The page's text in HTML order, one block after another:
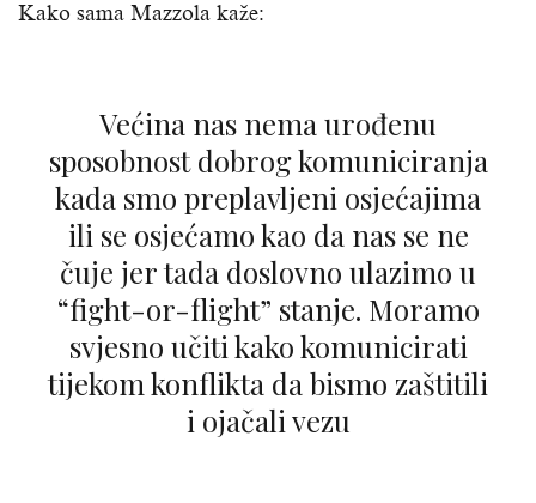
Kako sama Mazzola kaže:
Većina nas nema urođenu
sposobnost dobrog komuniciranja
kada smo preplavljeni osjećajima
ili se osjećamo kao da nas se ne
čuje jer tada doslovno ulazimo u
“fight-or-flight” stanje. Moramo
svjesno učiti kako komunicirati
tijekom konflikta da bismo zaštitili
i ojačali vezu